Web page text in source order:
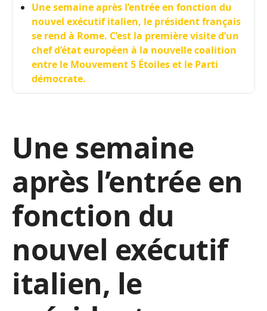
Une semaine après l’entrée en fonction du
nouvel exécutif italien, le président français
se rend à Rome. C’est la première visite d’un
chef d’état européen à la nouvelle coalition
entre le Mouvement 5 Étoiles et le Parti
démocrate.
Une semaine
après l’entrée en
fonction du
nouvel exécutif
italien, le